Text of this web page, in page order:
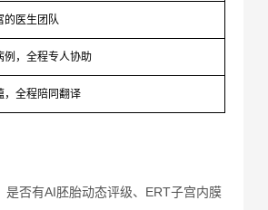
的医生团队
例，全程专人协助
，全程陪同翻译
否有AI胚胎动态评级、ERT子宫内膜